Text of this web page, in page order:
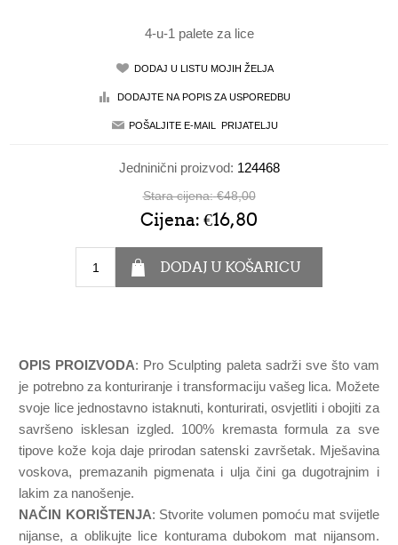
4-u-1 palete za lice
Jedninični proizvod: 124468
Stara cijena: €48,00
Cijena: €16,80
OPIS PROIZVODA: Pro Sculpting paleta sadrži sve što vam
je potrebno za konturiranje i transformaciju vašeg lica. Možete
svoje lice jednostavno istaknuti, konturirati, osvjetliti i obojiti za
savršeno isklesan izgled. 100% kremasta formula za sve
tipove kože koja daje prirodan satenski završetak. Mješavina
voskova, premazanih pigmenata i ulja čini ga dugotrajnim i
lakim za nanošenje.
NAČIN KORIŠTENJA: Stvorite volumen pomoću mat svijetle
nijanse, a oblikujte lice konturama dubokom mat nijansom.